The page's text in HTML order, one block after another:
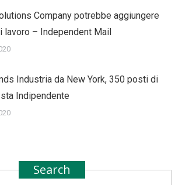
Company potrebbe aggiungere
lavoro – Independent Mail
Industria da New York, 350 posti di
Indipendente
Search